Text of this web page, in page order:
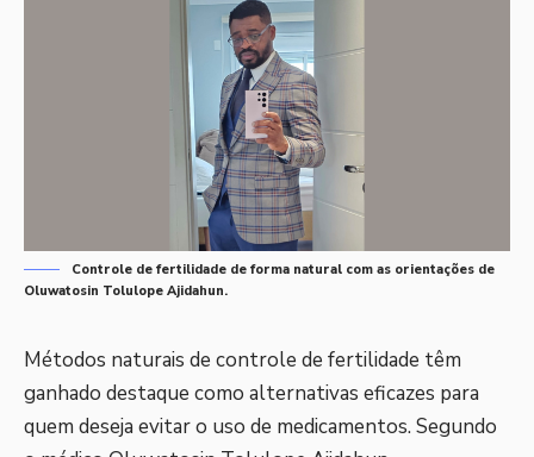
Controle de fertilidade de forma natural com as orientações de
Oluwatosin Tolulope Ajidahun.
Métodos naturais de controle de fertilidade têm
ganhado destaque como alternativas eficazes para
quem deseja evitar o uso de medicamentos. Segundo